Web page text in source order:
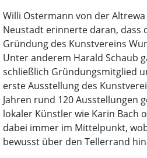
Willi Ostermann von der
Neustadt erinnerte daran, dass
Gründung des Kunstvereins
Unter anderem Harald Schaub
schließlich Gründungsmitglied
erste Ausstellung des
Jahren rund 120 Ausstellungen
lokaler Künstler wie Karin Bach
dabei immer im Mittelpunkt,
bewusst über den Tellerrand